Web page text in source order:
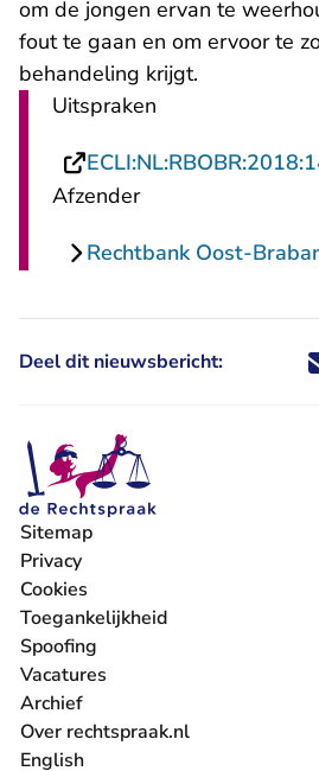
om de jongen ervan te
fout te gaan en om ervoor te
behandeling krijgt.
Uitspraken
Afzender
Rechtbank Oost-
Deel dit nieuwsbericht: Deel
Sitemap
Privacy
Cookies
Toegankelijkheid
Spoofing
Vacatures
- U verlaat Rechtspraak.nl
Archief
Over rechtspraak.nl
English